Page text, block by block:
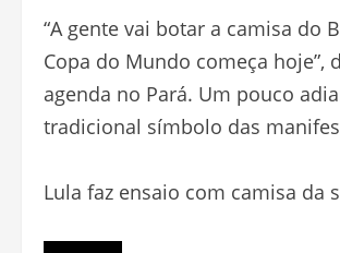
“A gente vai botar a camisa do
Copa do Mundo começa
agenda no Pará. Um pouco
tradicional símbolo das
Lula faz ensaio com camisa da